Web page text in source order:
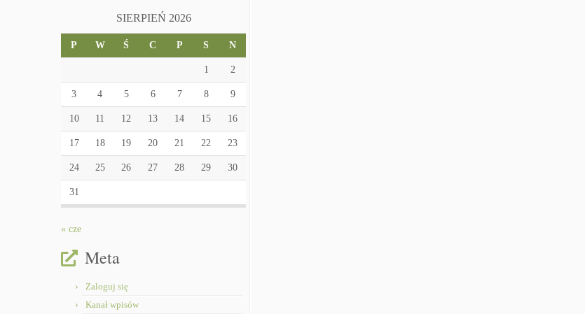
SIERPIEŃ 2026
P W Ś C P S N
1 2
3 4 5 6 7 8 9
10 11 12 13 14 15 16
17 18 19 20 21 22 23
24 25 26 27 28 29 30
31
« cze
Meta
Zaloguj się
Kanał wpisów